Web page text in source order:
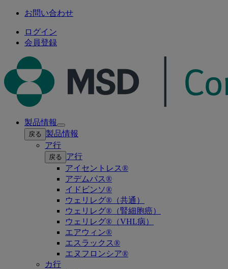
お問い合わせ
ログイン
会員登録
製品情報
Open
submenu
戻る 製品情報
ア行
戻る
ア行
アイセントレス®
アデムパス®
イドビンソ®
ウェリレグ®（共通）
ウェリレグ®（腎細胞癌）
ウェリレグ®（VHL病）
エアウィン®
エスラックス®
エヌフロンシア®
カ行